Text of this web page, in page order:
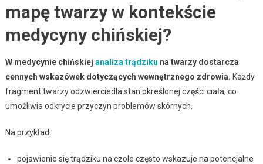
mapę twarzy w kontekście
medycyny chińskiej?
W medycynie chińskiej analiza trądziku na twarzy dostarcza
cennych wskazówek dotyczących wewnętrznego zdrowia. Każdy
fragment twarzy odzwierciedla stan określonej części ciała, co
umożliwia odkrycie przyczyn problemów skórnych.
Na przykład:
pojawienie się trądziku na czole często wskazuje na potencjalne